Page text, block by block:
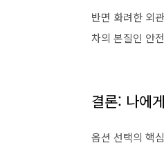
반면 화려한 외
차의 본질인 안
결론: 나에
옵션 선택의 핵